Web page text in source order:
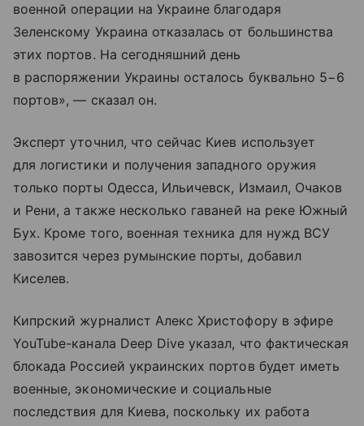
военной операции на Украине благодаря
Зеленскому Украина отказалась от большинства
этих портов. На сегодняшний день
в распоряжении Украины осталось буквально 5−6
портов», — сказал он.
Эксперт уточнил, что сейчас Киев использует
для логистики и получения западного оружия
только порты Одесса, Ильичевск, Измаил, Очаков
и Рени, а также несколько гаваней на реке Южный
Бух. Кроме того, военная техника для нужд ВСУ
завозится через румынские порты, добавил
Киселев.
Кипрский журналист Алекс Христофору в эфире
YouTube-канала Deep Dive указал, что фактическая
блокада Россией украинских портов будет иметь
военные, экономические и социальные
последствия для Киева, поскольку их работа